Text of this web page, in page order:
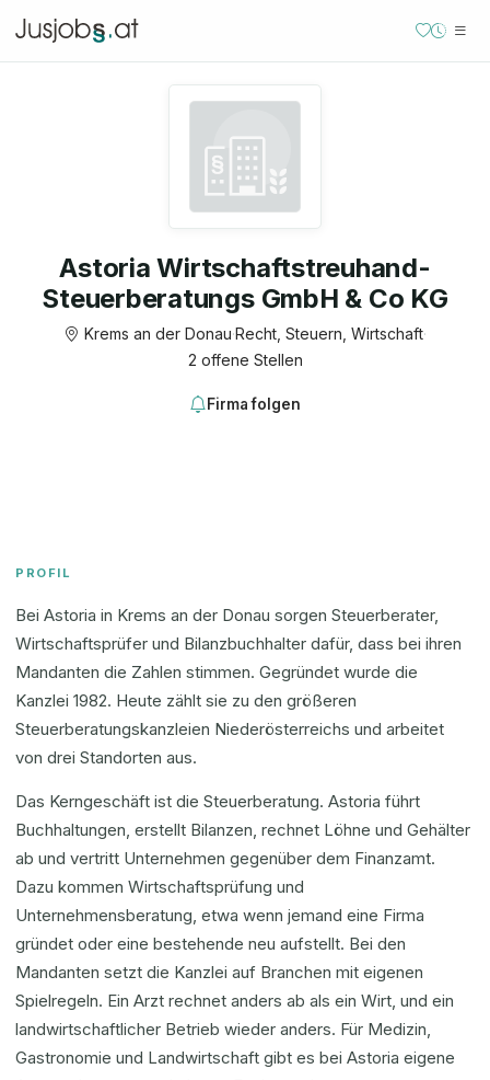
Astoria Wirtschaftstreuhand-
Steuerberatungs GmbH & Co KG
Krems an der Donau·Recht, Steuern, Wirtschaft·
2 offene Stellen
Firma folgen
PROFIL
Bei Astoria in Krems an der Donau sorgen Steuerberater,
Wirtschaftsprüfer und Bilanzbuchhalter dafür, dass bei ihren
Mandanten die Zahlen stimmen. Gegründet wurde die
Kanzlei 1982. Heute zählt sie zu den größeren
Steuerberatungskanzleien Niederösterreichs und arbeitet
von drei Standorten aus.
Das Kerngeschäft ist die Steuerberatung. Astoria führt
Buchhaltungen, erstellt Bilanzen, rechnet Löhne und Gehälter
ab und vertritt Unternehmen gegenüber dem Finanzamt.
Dazu kommen Wirtschaftsprüfung und
Unternehmensberatung, etwa wenn jemand eine Firma
gründet oder eine bestehende neu aufstellt. Bei den
Mandanten setzt die Kanzlei auf Branchen mit eigenen
Spielregeln. Ein Arzt rechnet anders ab als ein Wirt, und ein
landwirtschaftlicher Betrieb wieder anders. Für Medizin,
Gastronomie und Landwirtschaft gibt es bei Astoria eigene